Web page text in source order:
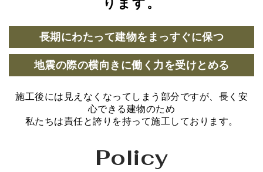
ります。
長期にわたって建物をまっすぐに保つ
地震の際の横向きに働く力を受けとめる
施工後には見えなくなってしまう部分ですが、長く安
心できる建物のため
私たちは責任と誇りを持って施工しております。
Policy